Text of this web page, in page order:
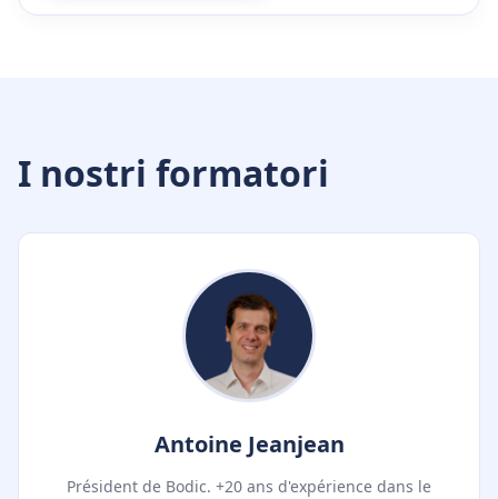
I nostri formatori
Antoine Jeanjean
Président de Bodic. +20 ans d'expérience dans le